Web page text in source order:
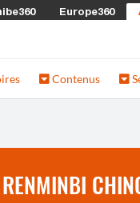
Europe360
Contenus